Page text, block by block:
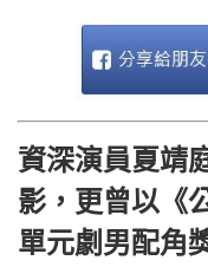
資深演員夏靖
影，更曾以《
單元劇男配角